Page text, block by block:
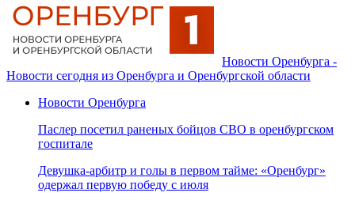
Новости Оренбурга -
Новости сегодня из Оренбурга и Оренбургской области
Новости Оренбурга
Паслер посетил раненых бойцов СВО в оренбургском
госпитале
Девушка-арбитр и голы в первом тайме: «Оренбург»
одержал первую победу с июля